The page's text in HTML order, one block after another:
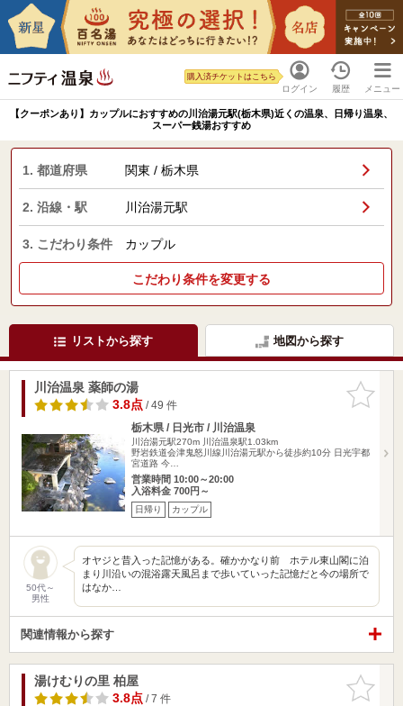
ログイン
購入済チケットはこちら
履歴 メニュー
【クーポンあり】カップルにおすすめの川治湯元駅(栃木県)近くの温泉、日帰り温泉、
スーパー銭湯おすすめ
1. 都道府県 関東 / 栃木県
2. 沿線・駅 川治湯元駅
3. こだわり条件 カップル
こだわり条件を変更する
リストから探す 地図から探す
お気に入
りに追加
川治温泉 薬師の湯
3.8点/ 49 件
栃木県 / 日光市 / 川治温泉
川治湯元駅270m
川治温泉駅1.03km
野岩鉄道会津鬼怒川線川治湯元駅から徒歩約10分 日光宇都
宮道路 今…
営業時間 10:00～20:00
入浴料金 700円～
日帰り カップル
50代～
男性
オヤジと昔入った記憶がある。確かかなり前 ホテル東山閣に泊
まり川沿いの混浴露天風呂まで歩いていった記憶だと今の場所で
はなか…
関連情報から探す
お気に入
りに追加
湯けむりの里 柏屋
3.8点/ 7 件